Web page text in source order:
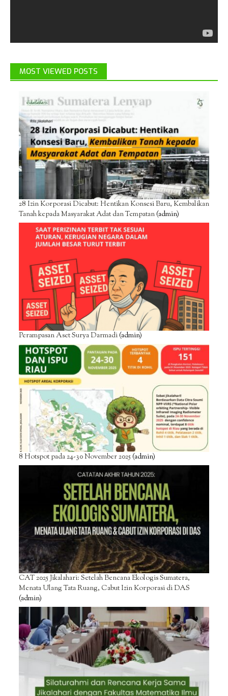
MOST VIEWED POSTS
28 Izin Korporasi Dicabut: Hentikan Konsesi Baru, Kembalikan
Tanah kepada Masyarakat Adat dan Tempatan(admin)
Perampasan Aset Surya Darmadi(admin)
8 Hotspot pada 24-30 November 2025(admin)
CAT 2025 Jikalahari: Setelah Bencana Ekologis Sumatera,
Menata Ulang Tata Ruang, Cabut Izin Korporasi di DAS
(admin)